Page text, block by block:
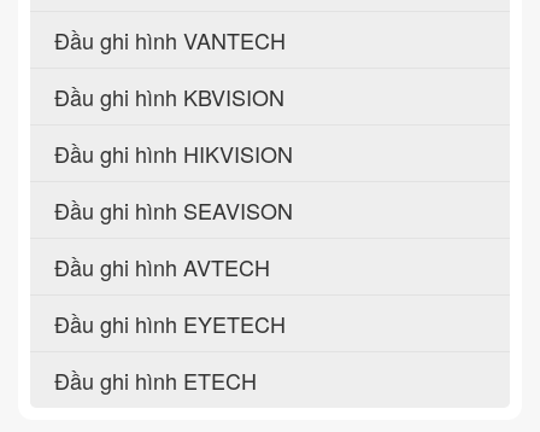
Đầu ghi hình VANTECH
Đầu ghi hình KBVISION
Đầu ghi hình HIKVISION
Đầu ghi hình SEAVISON
Đầu ghi hình AVTECH
Đầu ghi hình EYETECH
Đầu ghi hình ETECH